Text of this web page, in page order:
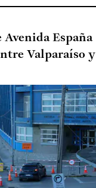
España
Valparaíso y